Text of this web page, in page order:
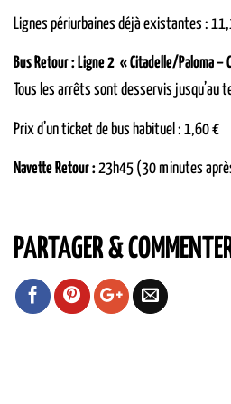
Lignes périurbaines déjà existantes :
Bus Retour : Ligne 2 « Citadelle/Paloma –
Tous les arrêts sont desservis jusqu’au
Prix d’un ticket de bus habituel : 1,60 €
Navette Retour :23h45 (30 minutes
PARTAGER &